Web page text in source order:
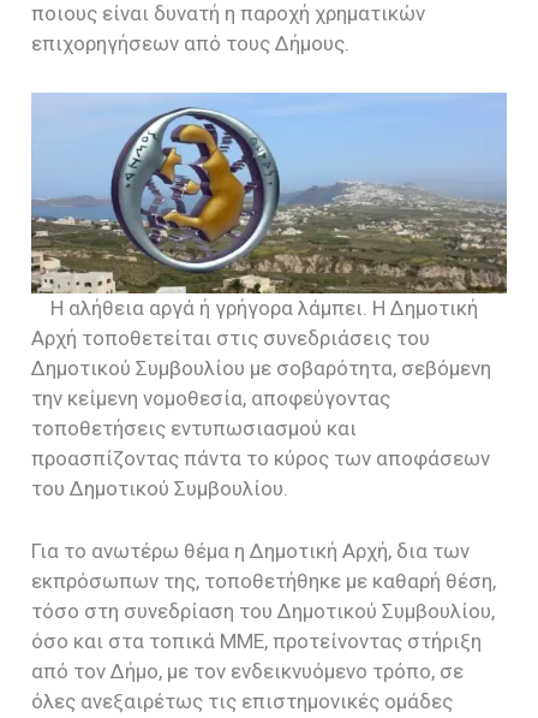
ποιους είναι δυνατή η παροχή χρηματικών
επιχορηγήσεων από τους Δήμους.
Η αλήθεια αργά ή γρήγορα λάμπει. Η Δημοτική
Αρχή τοποθετείται στις συνεδριάσεις του
Δημοτικού Συμβουλίου με σοβαρότητα, σεβόμενη
την κείμενη νομοθεσία, αποφεύγοντας
τοποθετήσεις εντυπωσιασμού και
προασπίζοντας πάντα το κύρος των αποφάσεων
του Δημοτικού Συμβουλίου.
Για το ανωτέρω θέμα η Δημοτική Αρχή, δια των
εκπρόσωπων της, τοποθετήθηκε με καθαρή θέση,
τόσο στη συνεδρίαση του Δημοτικού Συμβουλίου,
όσο και στα τοπικά ΜΜΕ, προτείνοντας στήριξη
από τον Δήμο, με τον ενδεικνυόμενο τρόπο, σε
όλες ανεξαιρέτως τις επιστημονικές ομάδες